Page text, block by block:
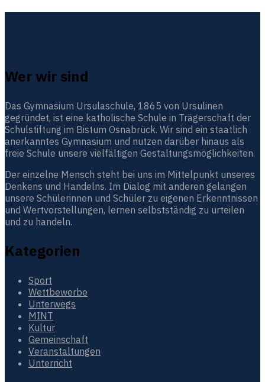
Wer wir sind
Das Gymnasium Ursulaschule, 1865 von Ursulinen
gegründet, ist eine katholische Schule in Trägerschaft der
Schulstiftung im Bistum Osnabrück. Wir sind ein staatlich
anerkanntes Gymnasium und nutzen darüber hinaus als
freie Schule unsere vielfältigen Gestaltungsmöglichkeiten.
Der einzelne Mensch steht bei uns im Mittelpunkt unseres
Denkens und Handelns. Im Dialog mit anderen gelangen
unsere Schülerinnen und Schüler zu eigenen Erkenntnissen
und Wertvorstellungen, lernen selbstständig zu urteilen
und zu handeln.
Kategorien
Sport
Wettbewerbe
Unterwegs
MINT
Kultur
Gemeinschaft
Veranstaltungen
Unterricht